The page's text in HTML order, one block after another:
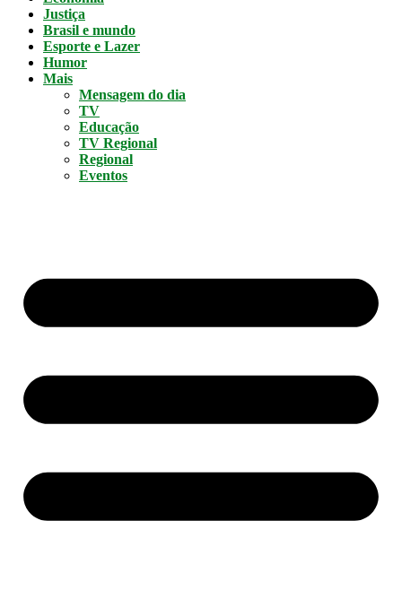
Justiça
Brasil e mundo
Esporte e Lazer
Humor
Mais
Mensagem do dia
TV
Educação
TV Regional
Regional
Eventos